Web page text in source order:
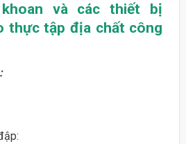
khoan và các thiết bị
thực tập địa chất công